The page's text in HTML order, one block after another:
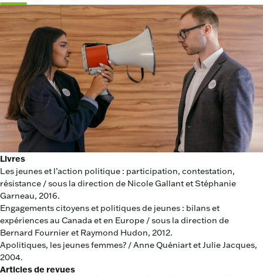
Livres
Les jeunes et l’action politique : participation, contestation,
résistance / sous la direction de Nicole Gallant et Stéphanie
Garneau, 2016.
Engagements citoyens et politiques de jeunes : bilans et
expériences au Canada et en Europe / sous la direction de
Bernard Fournier et Raymond Hudon, 2012.
Apolitiques, les jeunes femmes? / Anne Quéniart et Julie Jacques,
2004.
Articles de revues